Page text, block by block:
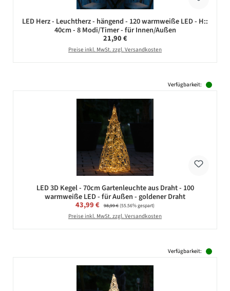
LED Herz - Leuchtherz - hängend - 120 warmweiße LED - H::
40cm - 8 Modi/Timer - für Innen/Außen
Regulärer Preis:
21,90 €
Preise inkl. MwSt. zzgl. Versandkosten
Verfügbarkeit:
LED 3D Kegel - 70cm Gartenleuchte aus Draht - 100
warmweiße LED - für Außen - goldener Draht
Verkaufspreis:
43,99 € Regulärer Preis:
98,99 €(55.56% gespart)
Preise inkl. MwSt. zzgl. Versandkosten
Verfügbarkeit: